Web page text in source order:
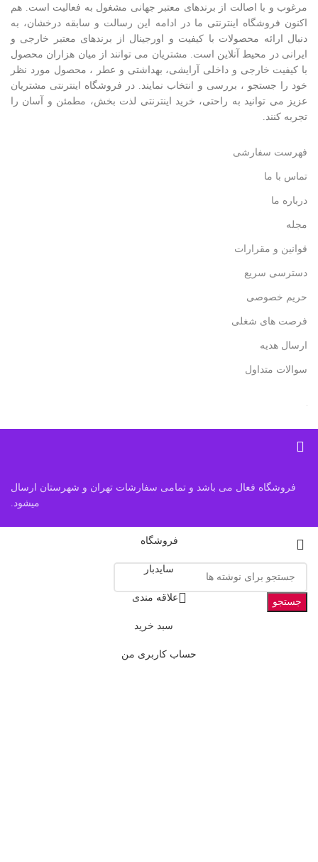
مرغوب و با اصالت از برندهای معتبر جهانی مشغول به فعاليت است. هم
اکنون فروشگاه اینترنتی ما در ادامه اين رسالت و سابقه درخشان، به
دنبال ارائه محصولات با کيفيت و اورجينال از برندهای معتبر خارجی و
ايرانی در محيط آنلاين است. مشتريان می توانند از ميان هزاران محصول
با کيفيت خارجی و داخلی آرایشی، بهداشتی و عطر ، محصول مورد نظر
خود را جستجو ، بررسی و انتخاب نمايند. در فروشگاه اینترنتی مشتريان
عزیز می توانيد به راحتی، خرید اینترنتی لذت بخش، مطمئن و آسان را
تجربه کنند.
فهرست سفارشی
تماس با ما
درباره ما
مجله
قوانین و مقرارات
دسترسی سریع
حریم خصوصی
فرصت های شغلی
ارسال هدیه
سوالات متداول
فروشگاه فعال می باشد و تمامی سفارشات تهران و شهرستان ارسال
میشود.
جستجو
فروشگاه
سایدبار
علاقه مندی
سبد خرید
حساب کاربری من